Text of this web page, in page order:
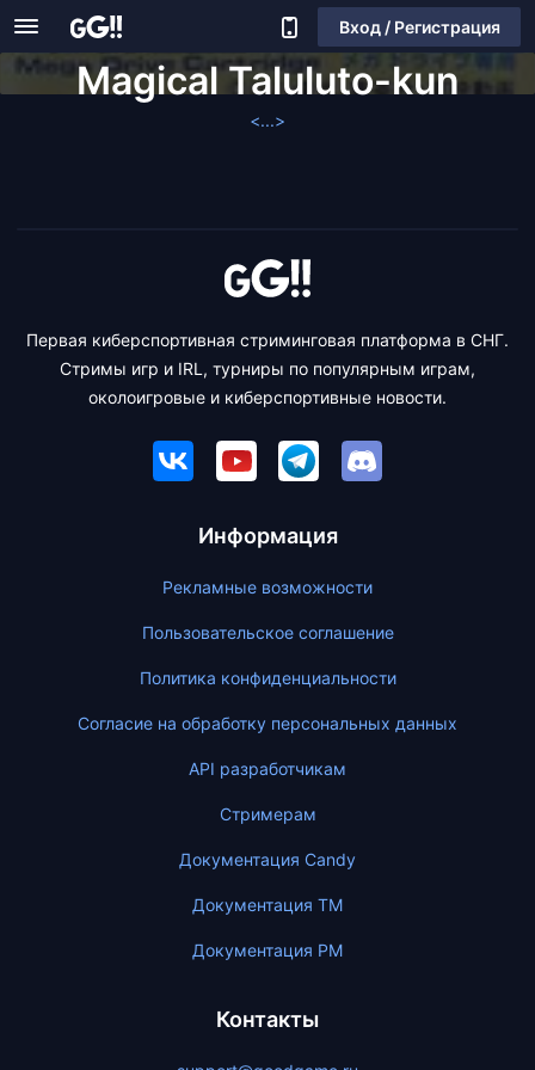
Вход / Регистрация
Magical Taluluto-kun
<...>
Первая киберспортивная стриминговая платформа в СНГ.
Стримы игр и IRL, турниры по популярным играм,
околоигровые и киберспортивные новости.
Информация
Рекламные возможности
Пользовательское соглашение
Политика конфиденциальности
Согласие на обработку персональных данных
API разработчикам
Стримерам
Документация Candy
Документация ТМ
Документация PM
Контакты